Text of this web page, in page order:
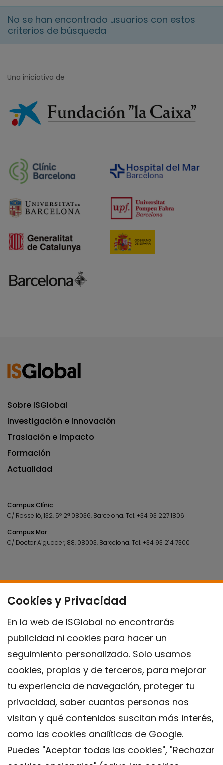
No se han encontrado usuarios con estos
criterios de búsqueda
Cookies y Privacidad
En la web de ISGlobal no encontrarás
publicidad ni cookies para hacer un
seguimiento personalizado. Solo usamos
cookies, propias y de terceros, para mejorar
tu experiencia de navegación, proteger tu
privacidad, saber cuantas personas nos
visitan y qué contenidos suscitan más interés,
como las cookies analíticas de Google.
Puedes "Aceptar todas las cookies", "Rechazar
Una iniciativa de
Sobre ISGlobal
Investigación e Innovación
Traslación e Impacto
Formación
Actualidad
Campus Clínic
C/ Rosselló, 132, 5º 2ª 08036. Barcelona.Tel.+34 93 227 1806
Campus Mar
C/ Doctor Aiguader, 88. 08003. Barcelona.Tel.+34 93 214 7300